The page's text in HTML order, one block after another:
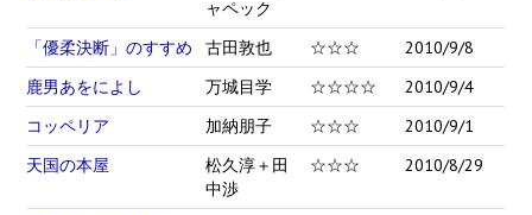
ャペック
「優柔決断」のすすめ 古田敦也 ☆☆☆
2010/9/8
鹿男あをによし
万城目学 ☆☆☆☆
2010/9/4
コッペリア
加納朋子 ☆☆☆
2010/9/1
天国の本屋
松久淳＋田
中渉
☆☆☆ 2010/8/29